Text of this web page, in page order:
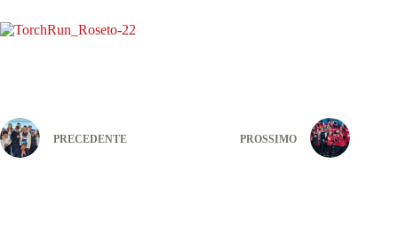
PRECEDENTE PROSSIMO